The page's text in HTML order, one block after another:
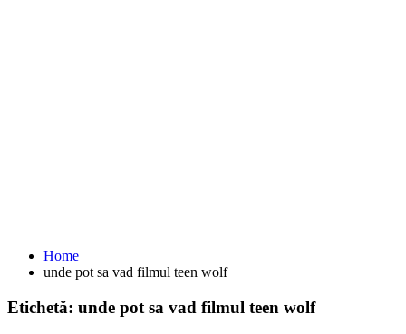
Home
unde pot sa vad filmul teen wolf
Etichetă: unde pot sa vad filmul teen wolf